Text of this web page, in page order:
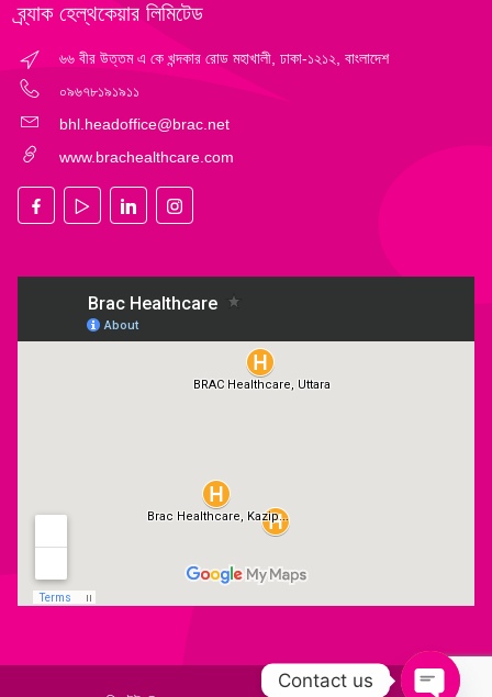
ব্র্যাক হেল্‌থকেয়ার লিমিটেড
৬৬ বীর উত্তম এ কে খন্দকার রোড মহাখালী, ঢাকা-১২১২, বাংলাদেশ
০৯৬৭৮১৯১৯১১
bhl.headoffice@brac.net
www.brachealthcare.com
Contact us